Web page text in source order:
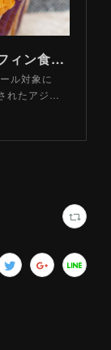
重篤な健康被害のおそれも 「マフィン食中毒」はなぜ起こってしまったのか（山路力也） - エキスパート - Yahoo!ニュース
ル対象に
れたアジ…